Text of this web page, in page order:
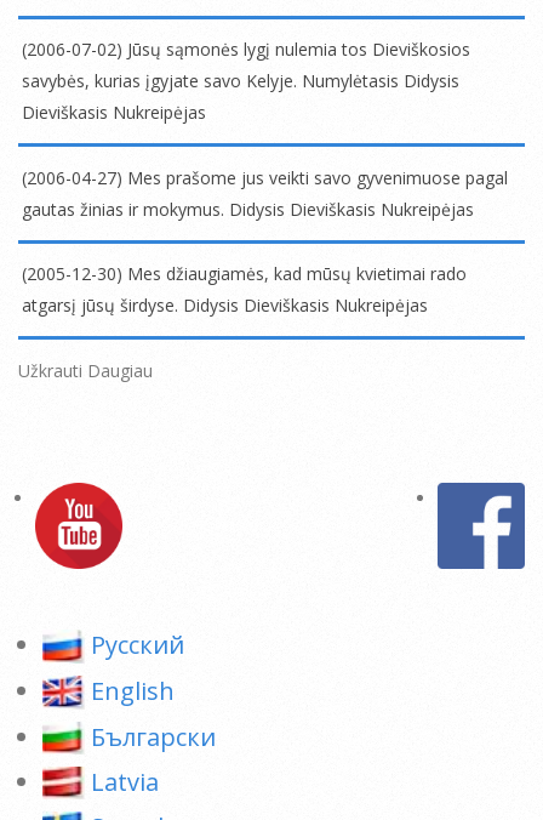
2007-
01-
03
(2006-07-02) Jūsų sąmonės lygį nulemia tos Dieviškosios
savybės, kurias įgyjate savo Kelyje. Numylėtasis Didysis
Dieviškasis Nukreipėjas
2006-
07-
02
(2006-04-27) Mes prašome jus veikti savo gyvenimuose pagal
gautas žinias ir mokymus. Didysis Dieviškasis Nukreipėjas
2006-
04-
27
(2005-12-30) Mes džiaugiamės, kad mūsų kvietimai rado
atgarsį jūsų širdyse. Didysis Dieviškasis Nukreipėjas
2005-
12-
Užkrauti Daugiau
Pусский
English
Български
Latvia